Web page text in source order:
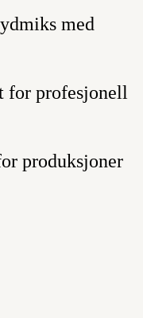
med
for profesjonell
produksjoner